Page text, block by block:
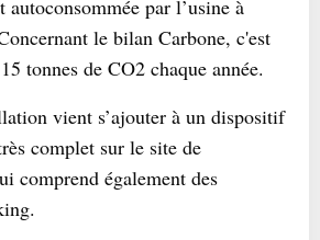
autoconsommée par l’usine à
le bilan Carbone, c'est
tonnes de CO2 chaque année.
vient s’ajouter à un dispositif
complet sur le site de
comprend également des